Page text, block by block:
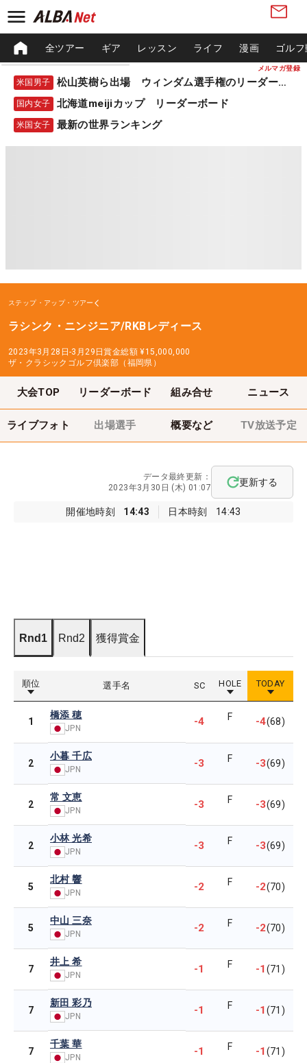
メルマガ登録
全ツアー ギア レッスン ライフ 漫画 ゴル
米国男子 松山英樹ら出場 ウィンダム選手権のリーダーボード
国内女子 北海道meijiカップ リーダーボード
米国女子 最新の世界ランキング
ステップ・アップ・ツアー
ラシンク・ニンジニア/RKBレディース
2023年3月28日-3月29日賞金総額 ¥15,000,000
ザ・クラシックゴルフ倶楽部（福岡県）
大会TOP リーダーボード 組み合せ ニュース
ライブフォト 出場選手 概要など TV放送予定
開催地時刻 14:43 日本時刻 14:43
データ最終更新：
2023年3月30日 (木) 01:07
更新する
Rnd1 Rnd2 獲得賞金
順位 選手名 SC HOLE TODAY
1
橋添 穂
JPN
-4 F -4(68)
2
小暮 千広
JPN -3 F -3(69)
2
常 文恵
JPN -3 F -3(69)
2
小林 光希
JPN -3 F -3(69)
5
北村 響
JPN -2 F -2(70)
5
中山 三奈
JPN -2 F -2(70)
7
井上 希
JPN -1 F -1(71)
7
新田 彩乃
JPN -1 F -1(71)
7
千葉 華
JPN -1 F -1(71)